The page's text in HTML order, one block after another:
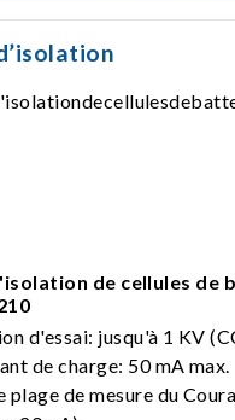
de cellules de
d'essai: jusqu'à 1 KV
de charge: 50 mA max.
plage de mesure du